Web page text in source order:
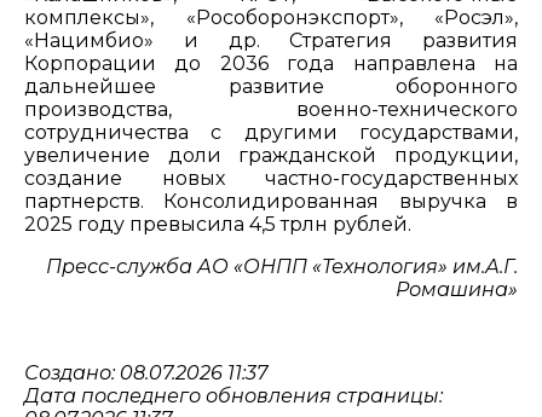
комплексы», «Рособоронэкспорт», «Росэл»,
«Нацимбио» и др. Стратегия развития
Корпорации до 2036 года направлена на
дальнейшее развитие оборонного
производства, военно-технического
сотрудничества с другими государствами,
увеличение доли гражданской продукции,
создание новых частно-государственных
партнерств. Консолидированная выручка в
2025 году превысила 4,5 трлн рублей.
Пресс-служба АО «ОНПП «Технология» им.А.Г.
Ромашина»
Создано: 08.07.2026 11:37
Дата последнего обновления страницы: